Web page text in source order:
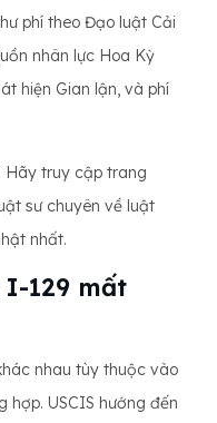
phí theo Đạo luật Cải
nhân lực Hoa Kỳ
hiện Gian lận, và phí
Hãy truy cập trang
sư chuyên về luật
nhất.
129 mất
nhau tùy thuộc vào
hợp. USCIS hướng đến